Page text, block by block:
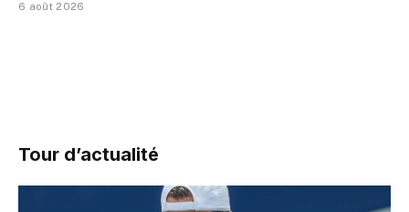
6 août 2026
Tour d’actualité